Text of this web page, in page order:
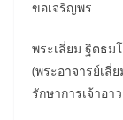
ขอเจริญพร
พระเลี่ยม ฐิตธม
(พระอาจารย์เลี่
รักษาการเจ้าอา